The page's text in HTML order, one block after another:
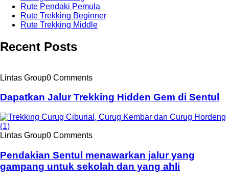
Rute Pendaki Pemula
Rute Trekking Beginner
Rute Trekking Middle
Recent Posts
Lintas Group0 Comments
Dapatkan Jalur Trekking Hidden Gem di Sentul
Lintas Group0 Comments
Pendakian Sentul menawarkan jalur yang
gampang untuk sekolah dan yang ahli